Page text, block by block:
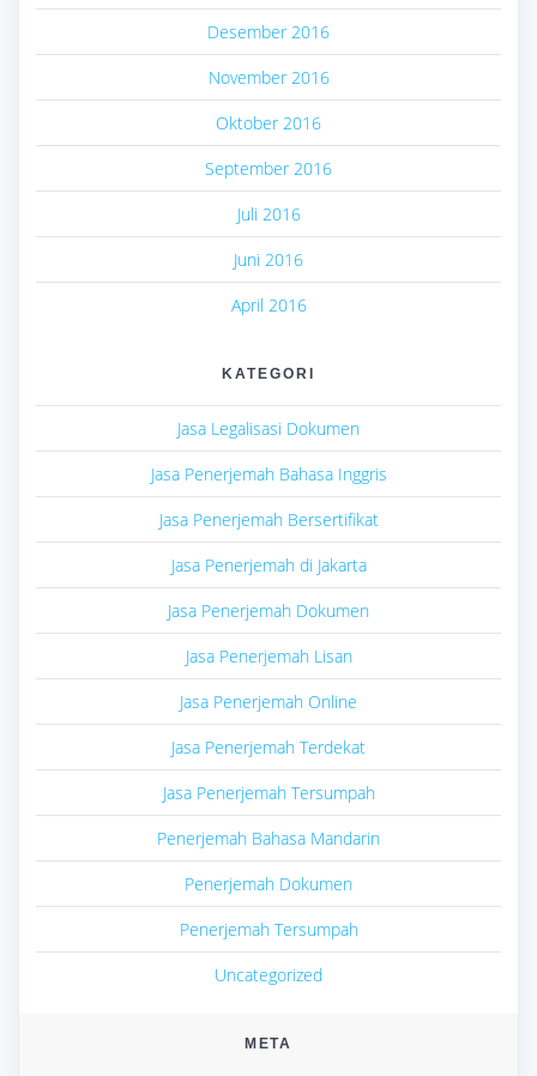
Desember 2016
November 2016
Oktober 2016
September 2016
Juli 2016
Juni 2016
April 2016
KATEGORI
Jasa Legalisasi Dokumen
Jasa Penerjemah Bahasa Inggris
Jasa Penerjemah Bersertifikat
Jasa Penerjemah di Jakarta
Jasa Penerjemah Dokumen
Jasa Penerjemah Lisan
Jasa Penerjemah Online
Jasa Penerjemah Terdekat
Jasa Penerjemah Tersumpah
Penerjemah Bahasa Mandarin
Penerjemah Dokumen
Penerjemah Tersumpah
Uncategorized
META